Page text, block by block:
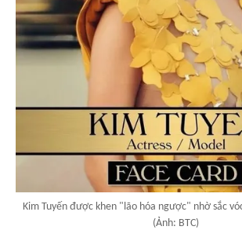
Kim Tuyến được khen "lão hóa ngược" nhờ sắc
(Ảnh: BTC)